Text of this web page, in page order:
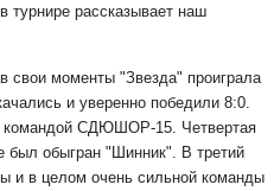
турнире рассказывает наш
свои моменты "Звезда" проиграла
и уверенно победили 8:0.
командой СДЮШОР-15. Четвертая
был обыгран "Шинник". В третий
и в целом очень сильной команды